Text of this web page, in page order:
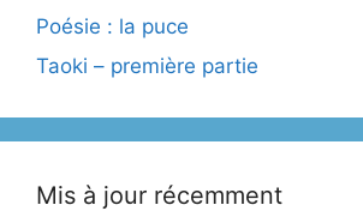
Poésie : la puce
Taoki – première partie
Mis à jour récemment